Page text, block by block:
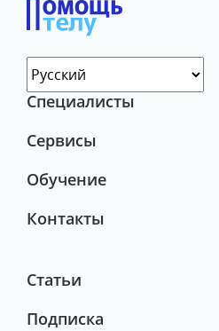
Специалисты
Сервисы
Обучение
Контакты
Статьи
Подписка